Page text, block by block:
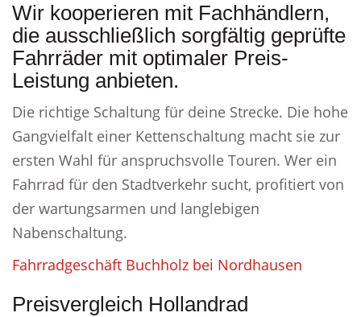
Wir kooperieren mit Fachhändlern,
die ausschließlich sorgfältig geprüfte
Fahrräder mit optimaler Preis-
Leistung anbieten.
Die richtige Schaltung für deine Strecke. Die hohe
Gangvielfalt einer Kettenschaltung macht sie zur
ersten Wahl für anspruchsvolle Touren. Wer ein
Fahrrad für den Stadtverkehr sucht, profitiert von
der wartungsarmen und langlebigen
Nabenschaltung.
Fahrradgeschäft Buchholz bei Nordhausen
Preisvergleich Hollandrad